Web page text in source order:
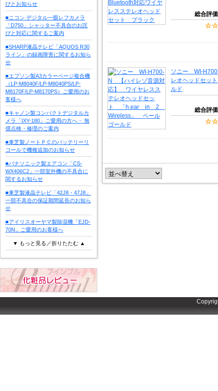
びとお知らせ
■ニコン デジタル一眼レフカメラ
「D750」シャッター不具合のお詫
びと対応に関するご案内
■SHARP液晶テレビ「AQUOS R30
ライン」の録画障害に関するお知ら
せ
■エプソン製A3カラーページ複合機
（LP-M8040F/LP-M8040PS/LP-
M8170F/LP-M8170PS）ご愛用のお
客様へ
■キャノン製コンパクトデジタルカ
メラ「IXY-180」ご愛用の方へ・ 無
償点検・修理のご案内
■東芝製ノートＰＣのバッテリーリ
コールで機種追加のお知らせ
■パナソニック製エアコン「CS-
WX406C2」一部室外機の不具合に
関するお知らせ
■東芝製液晶テレビ「42J8・47J8」
一部不具合の保証期間延長のお知ら
せ
■アイリスオーヤマ製除湿機「EJD-
70N」ご愛用のお客様へ
▼ もっと見る／折りたたむ ▲
総合評価
ソニー WI-
レオヘッドセ
ルド
総合評価